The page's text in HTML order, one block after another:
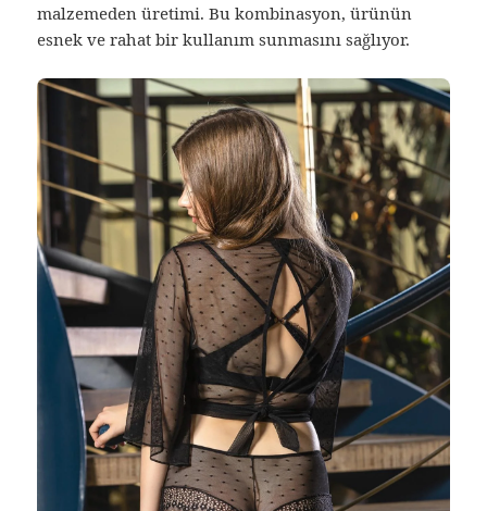
malzemeden üretimi. Bu kombinasyon, ürünün
esnek ve rahat bir kullanım sunmasını sağlıyor.